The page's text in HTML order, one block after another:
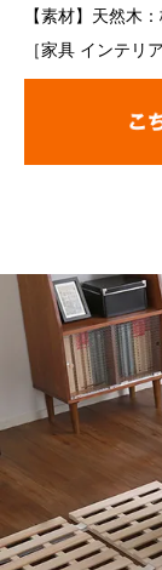
【素材】天然木
［家具 インテリ